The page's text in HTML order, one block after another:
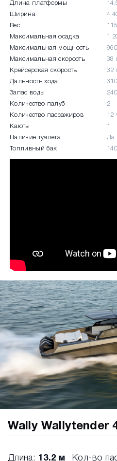
Длина платформы
Ширина
Вес
Максимальная осадка
Максимальная мощность 960
Максимальная скорость 38
Крейсерская скорость 32
Дальность хода 310
Запас воды
Количество палуб 2
Количество пассажиров 12
Каюты 1
Наличие туалета Да
Топливный бак
Wally Wallytender
Длина: 13.2 м Кол-во